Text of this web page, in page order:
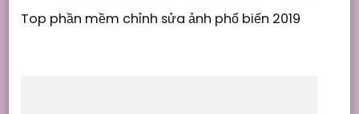
Top phần mềm chỉnh sửa ảnh phổ biến 2019